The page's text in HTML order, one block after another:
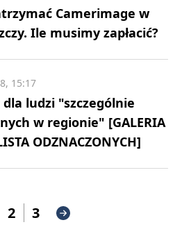
Camerimage w
Ile musimy zapłacić?
ludzi "szczególnie
w regionie" [GALERIA
ODZNACZONYCH]
15:17
2 3